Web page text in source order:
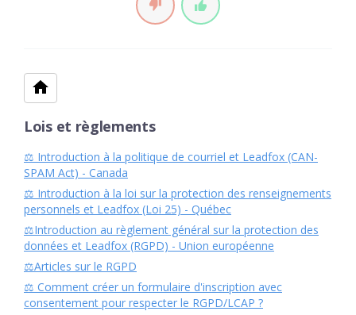
Lois et règlements
⚖️ Introduction à la politique de courriel et Leadfox (CAN-
SPAM Act) - Canada
⚖️ Introduction à la loi sur la protection des renseignements
personnels et Leadfox (Loi 25) - Québec
⚖️Introduction au règlement général sur la protection des
données et Leadfox (RGPD) - Union européenne
⚖️Articles sur le RGPD
⚖️ Comment créer un formulaire d'inscription avec
consentement pour respecter le RGPD/LCAP ?